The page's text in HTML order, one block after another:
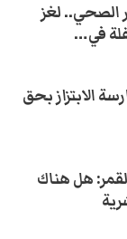
الحجر الصحي.. لغز
في…
الابتزاز بحق
هل هناك